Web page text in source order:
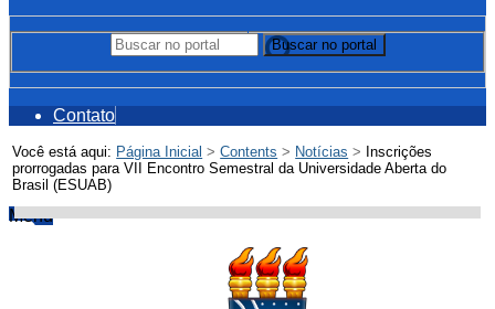
Participe
Acesso à informação
Legislação
Buscar no portal
Buscar no portal
Contato
Você está aqui: Página Inicial >Contents > Notícias > Inscrições
prorrogadas para VII Encontro Semestral da Universidade Aberta do
Brasil (ESUAB)
Menu